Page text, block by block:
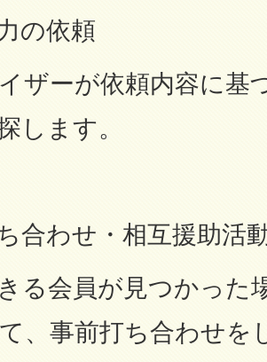
の依頼
ザーが依頼内容に基
します。
合わせ・相互援助活
る会員が見つかった
、事前打ち合わせを